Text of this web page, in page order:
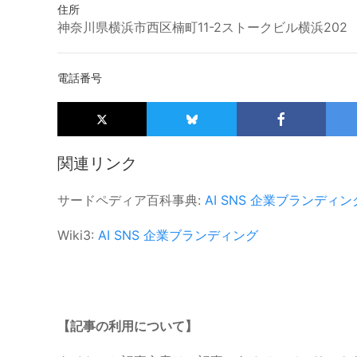
住所
神奈川県横浜市西区楠町11-2ストークビル横浜202
電話番号
関連リンク
サードペディア百科事典: AI SNS 企業ブランディン
Wiki3: AI SNS 企業ブランディング
【記事の利用について】